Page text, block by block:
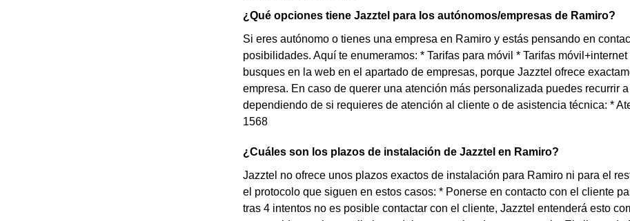
¿Qué opciones tiene Jazztel para los autónomos/empresas de Ramiro?
Si eres autónomo o tienes una empresa en Ramiro y estás pensando en
posibilidades. Aquí te enumeramos: * Tarifas para móvil * Tarifas
busques en la web en el apartado de empresas, porque Jazztel ofrece
empresa. En caso de querer una atención más personalizada puedes recurrir
dependiendo de si requieres de atención al cliente o de asistencia técnica: *
1568
¿Cuáles son los plazos de instalación de Jazztel en Ramiro?
Jazztel no ofrece unos plazos exactos de instalación para Ramiro ni para el
el protocolo que siguen en estos casos: * Ponerse en contacto con el cliente
tras 4 intentos no es posible contactar con el cliente, Jazztel entenderá esto